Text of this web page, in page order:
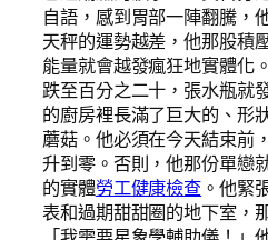
自語，感到胃部一陣翻騰，
天秤的運勢越差，他那股積
能量就會越發瘋狂地實體化
跌至百分之二十，張水瓶就
的廚房裡長滿了巨大的、形
蘑菇。他必須在今天結束前
升到零。否則，他那份單戀
的實體勞工健康檢查 。他緊
表和過期甜甜圈的地下室，